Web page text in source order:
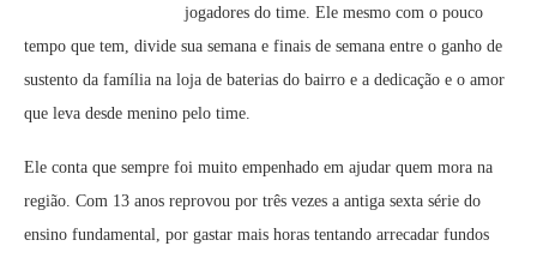
jogadores do time. Ele mesmo com o pouco
tempo que tem, divide sua semana e finais de semana entre o ganho de
sustento da família na loja de baterias do bairro e a dedicação e o amor
que leva desde menino pelo time.
Ele conta que sempre foi muito empenhado em ajudar quem mora na
região. Com 13 anos reprovou por três vezes a antiga sexta série do
ensino fundamental, por gastar mais horas tentando arrecadar fundos